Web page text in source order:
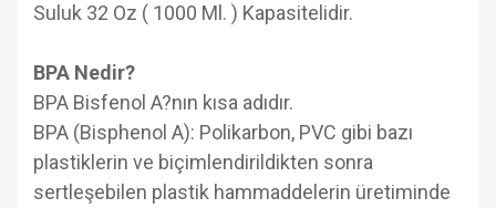
Suluk 32 Oz ( 1000 Ml. ) Kapasitelidir.
BPA Nedir?
BPA Bisfenol A?nın kısa adıdır.
BPA (Bisphenol A): Polikarbon, PVC gibi bazı
plastiklerin ve biçimlendirildikten sonra
sertleşebilen plastik hammaddelerin üretiminde